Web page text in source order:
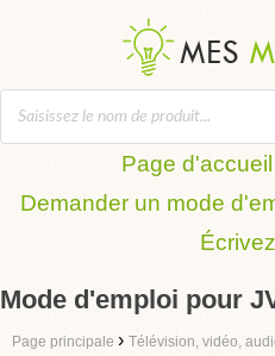
Page d'accueil
Demander un mode
Mode d'emploi pour
Page principale › Télévision, vidéo,